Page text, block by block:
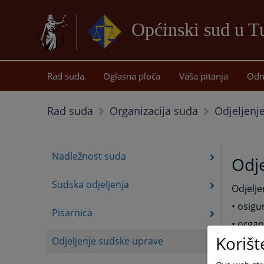
Općinski sud u
Rad suda Oglasna ploča Vaša pitanja
Rad suda Organizacija suda
Nadležnost suda
Sudska odjeljenja
Pisarnica
Odjeljenje sudske uprave
•
•
• stara
•